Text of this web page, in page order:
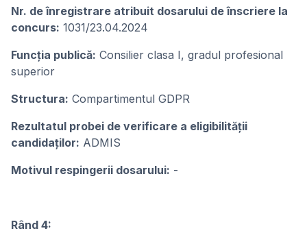
Nr. de înregistrare atribuit dosarului de înscriere la
concurs: 1031/23.04.2024
Funcţia publicǎ: Consilier clasa I, gradul profesional
superior
Structura: Compartimentul GDPR
Rezultatul probei de verificare a eligibilității
candidaților: ADMIS
Motivul respingerii dosarului: -
Rând 4: